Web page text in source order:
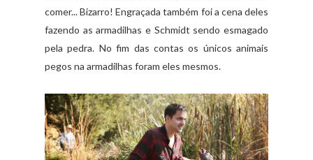
comer... Bizarro! Engraçada também foi a cena deles
fazendo as armadilhas e Schmidt sendo esmagado
pela pedra. No fim das contas os únicos animais
pegos na armadilhas foram eles mesmos.